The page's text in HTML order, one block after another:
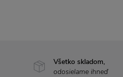
Všetko skladom,
odosielame ihneď